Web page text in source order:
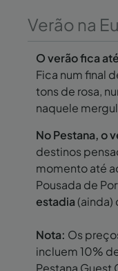
Verão na
O verão fica
Fica num final
tons de rosa,
naquele
No Pestana, o
destinos
momento até
Pousada de
estadia (ainda)
Nota: Os
incluem 10%
Pestana Guest